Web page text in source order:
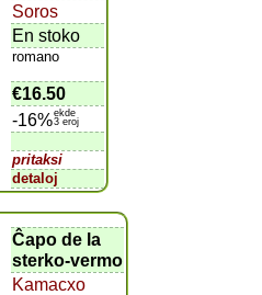
Soros
En stoko
romano
€16.50
-16%ekde
3 eroj
pritaksi
detaloj
Ĉapo de la
sterko-vermo
Kamacxo